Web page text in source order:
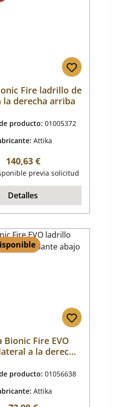
Fire ladrillo de
la derecha arriba
producto:01005372
Attika
Precio normal:
140,63 €
previa solicitud
Detalles
Bionic Fire EVO
a la derecha
producto:01056638
Attika